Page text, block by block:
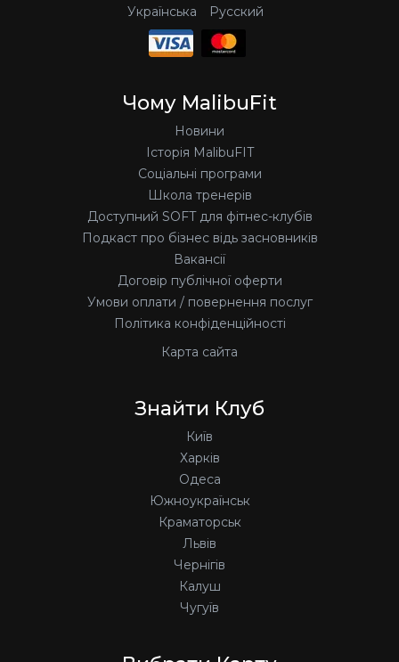
Українська Русский
Чому MalibuFit
Новини
Історія MalibuFIT
Соціальні програми
Школа тренерів
Доступний SOFT для фітнес-клубів
Подкаст про бізнес відь засновників
Вакансії
Договір публічної оферти
Умови оплати / повернення послуг
Політика конфіденційності
Карта сайта
Знайти Клуб
Київ
Харків
Одеса
Южноукраїнськ
Краматорськ
Львів
Чернігів
Калуш
Чугуїв